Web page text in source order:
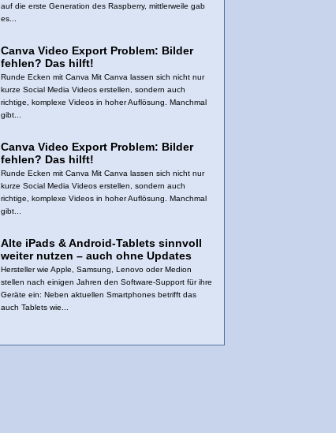
auf die erste Generation des Raspberry, mittlerweile gab
es...
Canva Video Export Problem: Bilder
fehlen? Das hilft!
Runde Ecken mit Canva Mit Canva lassen sich nicht nur
kurze Social Media Videos erstellen, sondern auch
richtige, komplexe Videos in hoher Auflösung. Manchmal
gibt...
Canva Video Export Problem: Bilder
fehlen? Das hilft!
Runde Ecken mit Canva Mit Canva lassen sich nicht nur
kurze Social Media Videos erstellen, sondern auch
richtige, komplexe Videos in hoher Auflösung. Manchmal
gibt...
Alte iPads & Android‑Tablets sinnvoll
weiter nutzen – auch ohne Updates
Hersteller wie Apple, Samsung, Lenovo oder Medion
stellen nach einigen Jahren den Software‑Support für ihre
Geräte ein: Neben aktuellen Smartphones betrifft das
auch Tablets wie...